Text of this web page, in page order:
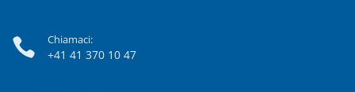
Chiamaci:
+41 41 370 10 47